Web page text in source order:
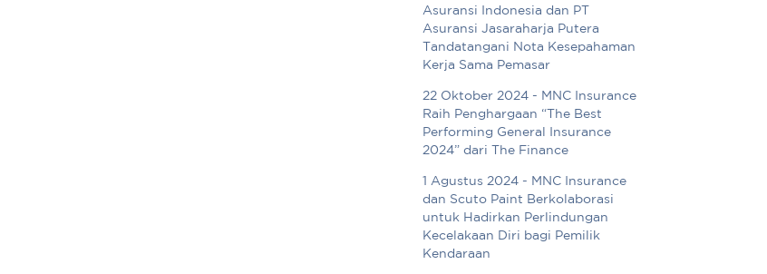
Asuransi Indonesia dan PT
Asuransi Jasaraharja Putera
Tandatangani Nota Kesepahaman
Kerja Sama Pemasar
22 Oktober 2024 - MNC Insurance
Raih Penghargaan “The Best
Performing General Insurance
2024” dari The Finance
1 Agustus 2024 - MNC Insurance
dan Scuto Paint Berkolaborasi
untuk Hadirkan Perlindungan
Kecelakaan Diri bagi Pemilik
Kendaraan